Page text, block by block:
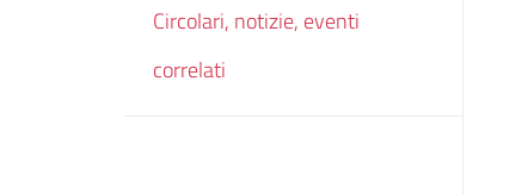
Circolari, notizie, eventi
correlati